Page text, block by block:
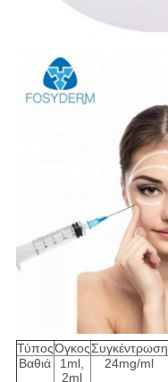
ΤύποςΌγκοςΣυγκέντρωση
Βαθιά
1ml,
2ml
24mg/ml